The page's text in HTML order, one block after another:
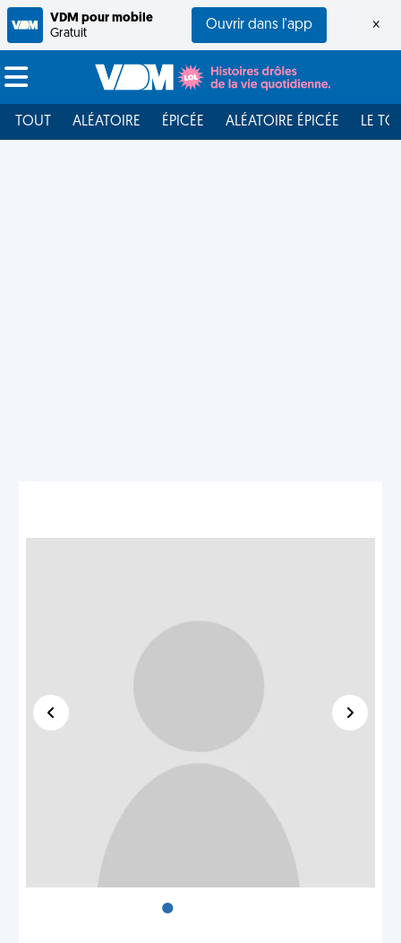
VDM pour mobile
Gratuit
Ouvrir dans l'app ×
TOUT ALÉATOIRE ÉPICÉE ALÉATOIRE ÉPICÉE LE
•